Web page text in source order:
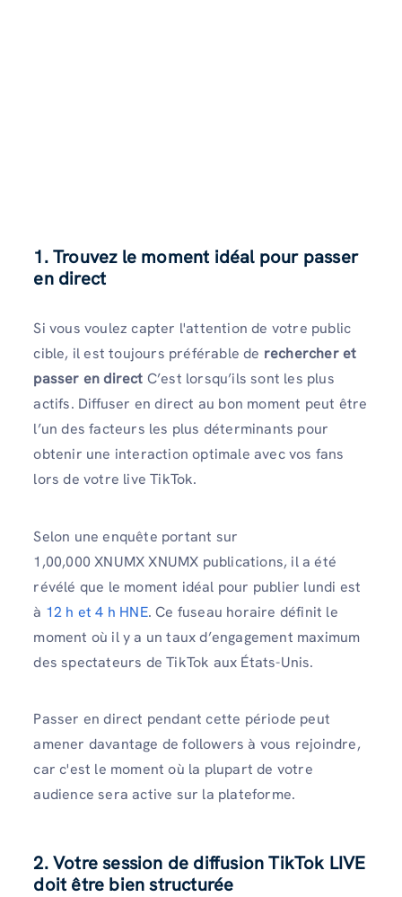
1. Trouvez le moment idéal pour passer
en direct
Si vous voulez capter l'attention de votre public
cible, il est toujours préférable de rechercher et
passer en direct C’est lorsqu’ils sont les plus
actifs. Diffuser en direct au bon moment peut être
l’un des facteurs les plus déterminants pour
obtenir une interaction optimale avec vos fans
lors de votre live TikTok.
Selon une enquête portant sur
1,00,000 XNUMX XNUMX publications, il a été
révélé que le moment idéal pour publier lundi est
à 12 h et 4 h HNE. Ce fuseau horaire définit le
moment où il y a un taux d’engagement maximum
des spectateurs de TikTok aux États-Unis.
Passer en direct pendant cette période peut
amener davantage de followers à vous rejoindre,
car c'est le moment où la plupart de votre
audience sera active sur la plateforme.
2. Votre session de diffusion TikTok LIVE
doit être bien structurée